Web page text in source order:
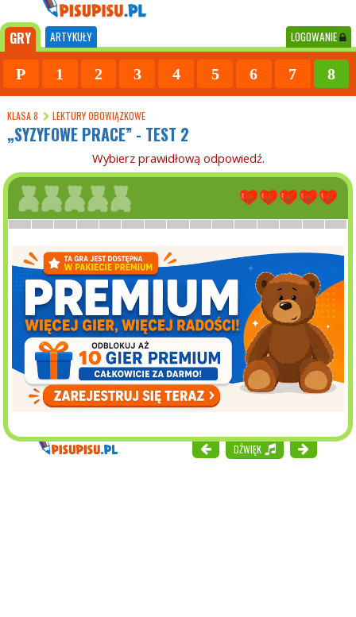
GRY ARTYKUŁY LOGOWANIE
P 1 2 3 4 5 6 7 8
KLASA 8 LEKTURY OBOWIĄZKOWE
„SYZYFOWE PRACE” - TEST 2
Wybierz prawidłową odpowiedź.
DŹWIĘK